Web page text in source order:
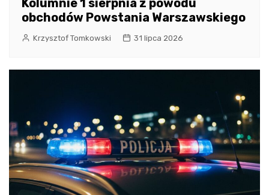
Kolumnie 1 sierpnia z powodu
obchodów Powstania Warszawskiego
Krzysztof Tomkowski 31 lipca 2026